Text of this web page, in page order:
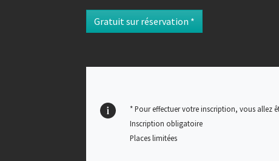
Gratuit sur réservation *
* Pour effectuer votre inscription, vous allez
Inscription obligatoire
Places limitées